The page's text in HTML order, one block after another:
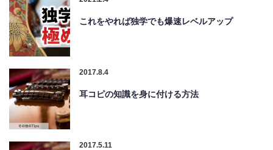
これをやれば独学でも爆速レベルアップ
2017.8.4
耳コピの知識を身に付ける方法
2017.5.11